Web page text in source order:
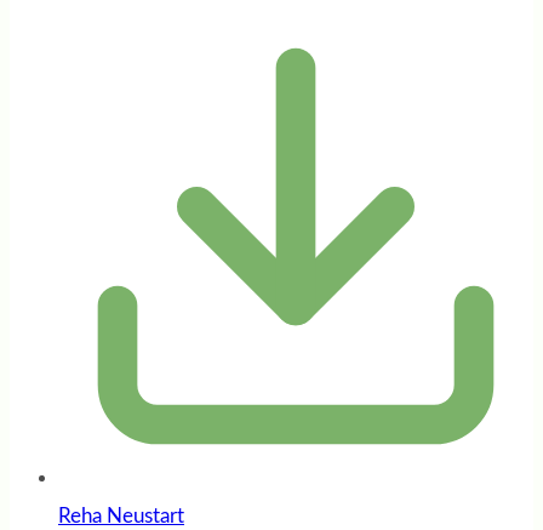
Reha Neustart